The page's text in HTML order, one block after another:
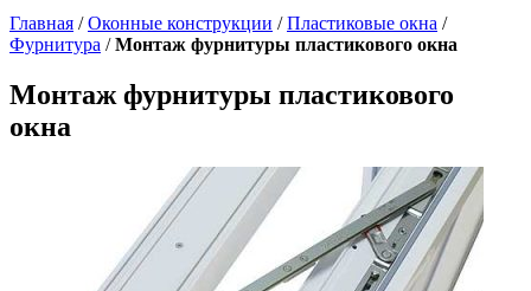
Главная /Оконные конструкции /Пластиковые окна /
Фурнитура /Монтаж фурнитуры пластикового окна
Монтаж фурнитуры пластикового
окна